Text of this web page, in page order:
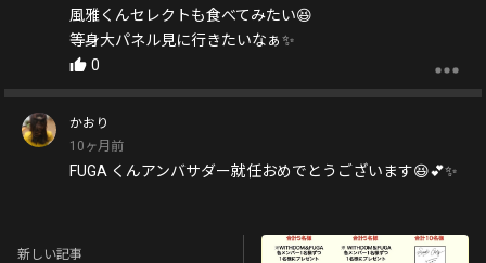
風雅くんセレクトも食べてみたい😆
等身大パネル見に行きたいなぁ✨
0
かおり
10ヶ月前
FUGA くんアンバサダー就任おめでとうございます😆💕✨
新しい記事